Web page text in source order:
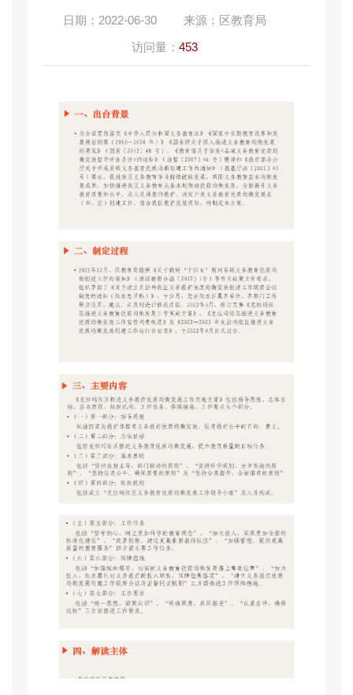
日期： 2022-06-30 来源： 区教育局
访问量： 453